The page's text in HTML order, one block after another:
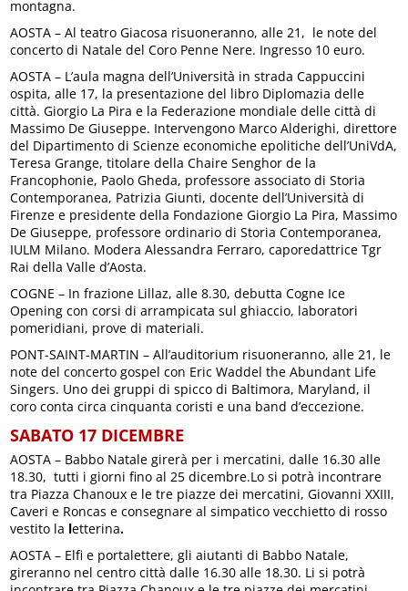
montagna.
AOSTA – Al teatro Giacosa risuoneranno, alle 21, le note del
concerto di Natale del Coro Penne Nere. Ingresso 10 euro.
AOSTA – L’aula magna dell’Università in strada Cappuccini
ospita, alle 17, la presentazione del libro Diplomazia delle
città. Giorgio La Pira e la Federazione mondiale delle città di
Massimo De Giuseppe. Intervengono Marco Alderighi, direttore
del Dipartimento di Scienze economiche epolitiche dell’UniVdA,
Teresa Grange, titolare della Chaire Senghor de la
Francophonie, Paolo Gheda, professore associato di Storia
Contemporanea, Patrizia Giunti, docente dell’Università di
Firenze e presidente della Fondazione Giorgio La Pira, Massimo
De Giuseppe, professore ordinario di Storia Contemporanea,
IULM Milano. Modera Alessandra Ferraro, caporedattrice Tgr
Rai della Valle d’Aosta.
COGNE – In frazione Lillaz, alle 8.30, debutta Cogne Ice
Opening con corsi di arrampicata sul ghiaccio, laboratori
pomeridiani, prove di materiali.
PONT-SAINT-MARTIN – All’auditorium risuoneranno, alle 21, le
note del concerto gospel con Eric Waddel the Abundant Life
Singers. Uno dei gruppi di spicco di Baltimora, Maryland, il
coro conta circa cinquanta coristi e una band d’eccezione.
SABATO 17 DICEMBRE
AOSTA – Babbo Natale girerà per i mercatini, dalle 16.30 alle
18.30, tutti i giorni fino al 25 dicembre.Lo si potrà incontrare
tra Piazza Chanoux e le tre piazze dei mercatini, Giovanni XXIII,
Caveri e Roncas e consegnare al simpatico vecchietto di rosso
vestito la letterina.
AOSTA – Elfi e portalettere, gli aiutanti di Babbo Natale,
gireranno nel centro città dalle 16.30 alle 18.30. Li si potrà